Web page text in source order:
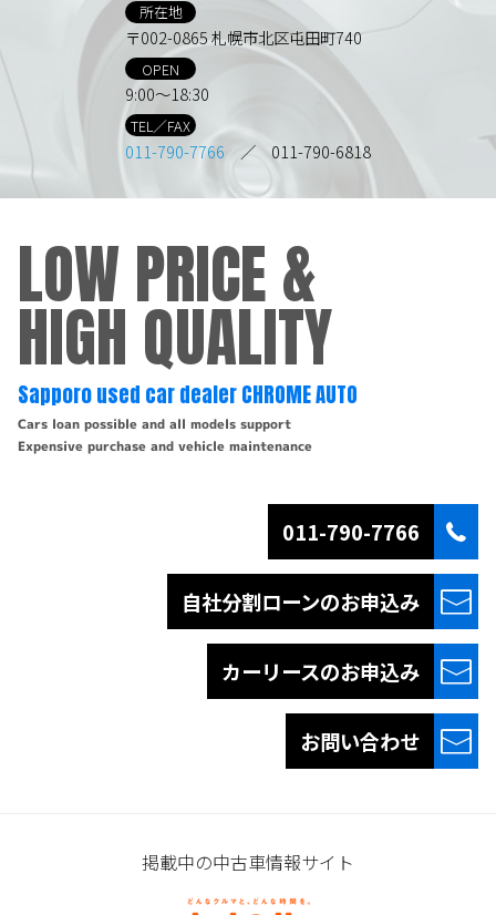
所在地
〒002-0865 札幌市北区屯田町740
OPEN
9:00～18:30
TEL／FAX
011-790-7766 ／ 011-790-6818
LOW PRICE &
HIGH QUALITY
Sapporo used car dealer CHROME AUTO
Cars loan possible and all models support
Expensive purchase and vehicle maintenance
011-790-7766
自社分割ローンのお申込み
カーリースのお申込み
お問い合わせ
掲載中の中古車情報サイト